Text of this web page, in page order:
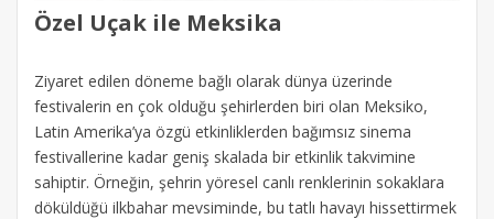
Özel Uçak ile Meksika
Ziyaret edilen döneme bağlı olarak dünya üzerinde
festivalerin en çok olduğu şehirlerden biri olan Meksiko,
Latin Amerika’ya özgü etkinliklerden bağımsız sinema
festivallerine kadar geniş skalada bir etkinlik takvimine
sahiptir. Örneğin, şehrin yöresel canlı renklerinin sokaklara
döküldüğü ilkbahar mevsiminde, bu tatlı havayı hissettirmek